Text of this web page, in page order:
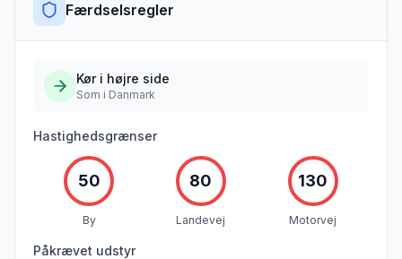
Færdselsregler
Kør i højre side
Som i Danmark
Hastighedsgrænser
50
By
80
Landevej
130
Motorvej
Påkrævet udstyr